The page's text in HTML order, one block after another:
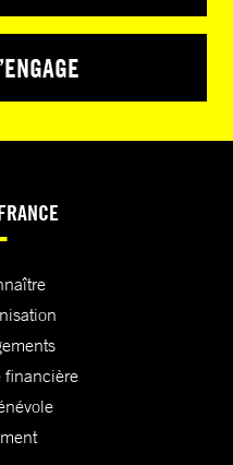
financière